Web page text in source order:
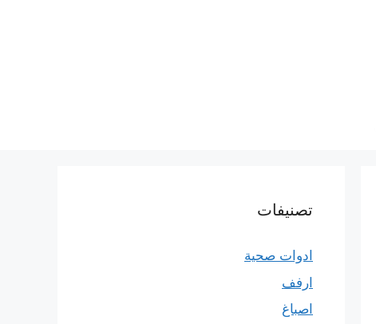
تصنيفات
ادوات صحية
ارفف
اصباغ